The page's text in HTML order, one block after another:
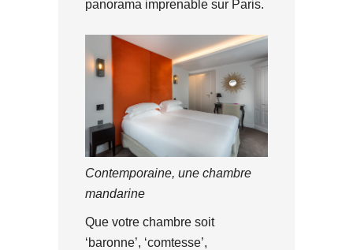
panorama imprenable sur Paris.
Contemporaine, une chambre
mandarine
Que votre chambre soit
‘baronne’, ‘comtesse’,